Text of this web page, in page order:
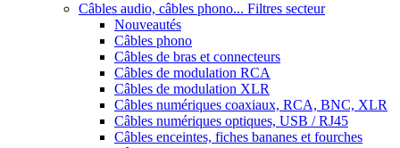
Câbles audio, câbles phono... Filtres secteur
Nouveautés
Câbles phono
Câbles de bras et connecteurs
Câbles de modulation RCA
Câbles de modulation XLR
Câbles numériques coaxiaux, RCA, BNC, XLR
Câbles numériques optiques, USB / RJ45
Câbles enceintes, fiches bananes et fourches